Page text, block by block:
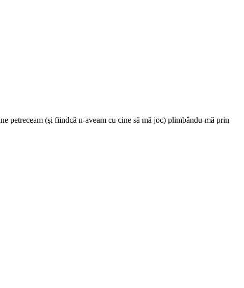
petreceam (şi fiindcă n-aveam cu cine să mă joc) plimbându-mă prin